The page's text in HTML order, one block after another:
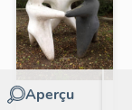
Aperçu